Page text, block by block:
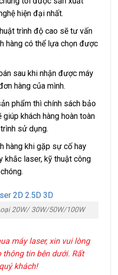
hiện đại nhất.
trình độ cao sẽ tư vấn
hàng có thể lựa chọn được
sau khi nhận được máy
hàng của mình.
phẩm thì chính sách bảo
giúp khách hàng hoàn toàn
sử dụng.
hàng khi gặp sự cố hay
khắc laser, kỹ thuật công
20W/ 30W/50W/100W
máy laser, xin vui lòng
thông tin bên dưới. Rất
khách!